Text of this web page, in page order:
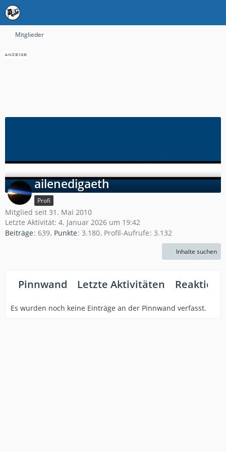
Mitglieder
ailenedigaeth
Profi
Mitglied seit 31. Mai 2010
Letzte Aktivität: 4. Januar 2026 um 19:42
Beiträge 639 Punkte 3.180 Profil-Aufrufe 3.132
Inhalte suchen
Pinnwand Letzte Aktivitäten
Es wurden noch keine Einträge an der Pinnwand verfasst.